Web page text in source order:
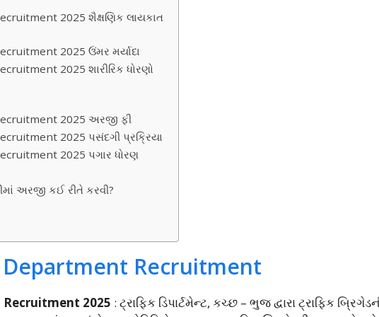
2025 શૈક્ષણિક લાયકાત
2025 ઉંમર મર્યાદા
2025 શારીરિક ધોરણો
2025 અરજી ફી
2025 પસંદગી પ્રક્રિયા
2025 પગાર ધોરણ
અરજી કઈ રીતે કરવી?
Recruitment
2025 : ટ્રાફિક ડિપાર્ટમેન્ટ, કચ્છ – ભુજ દ્વારા ટ્રાફિક